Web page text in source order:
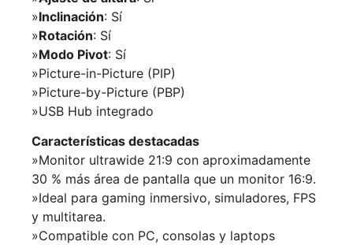
»Inclinación: Sí
»Rotación: Sí
»Modo Pivot: Sí
»Picture-in-Picture (PIP)
»Picture-by-Picture (PBP)
»USB Hub integrado
Características destacadas
»Monitor ultrawide 21:9 con aproximadamente
30 % más área de pantalla que un monitor 16:9.
»Ideal para gaming inmersivo, simuladores, FPS
y multitarea.
»Compatible con PC, consolas y laptops